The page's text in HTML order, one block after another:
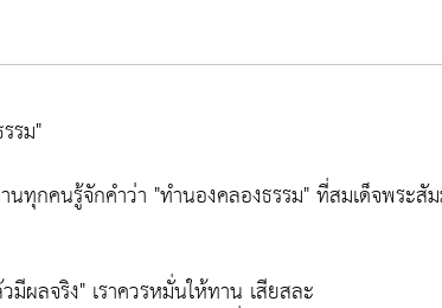
รม"
นทุกคนรู้จักคำว่า "ทำนองคลองธรรม"ที่สมเด็จพระสั
มีผลจริง" เราควรหมั่นให้ทาน เสียสละ